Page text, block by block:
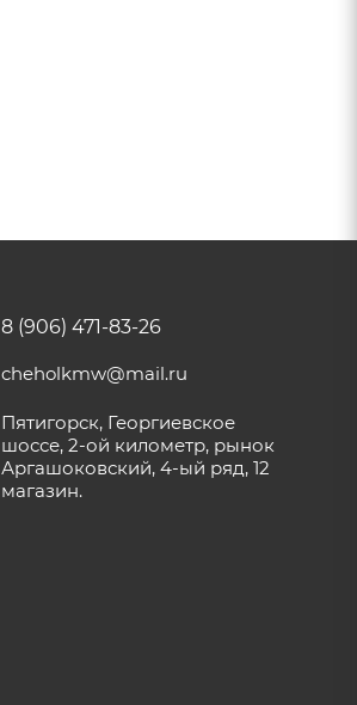
8 (906) 471-83-26
cheholkmw@mail.ru
Пятигорск, Георгиевское
шоссе, 2-ой километр, рынок
Аргашоковский, 4-ый ряд, 12
магазин.